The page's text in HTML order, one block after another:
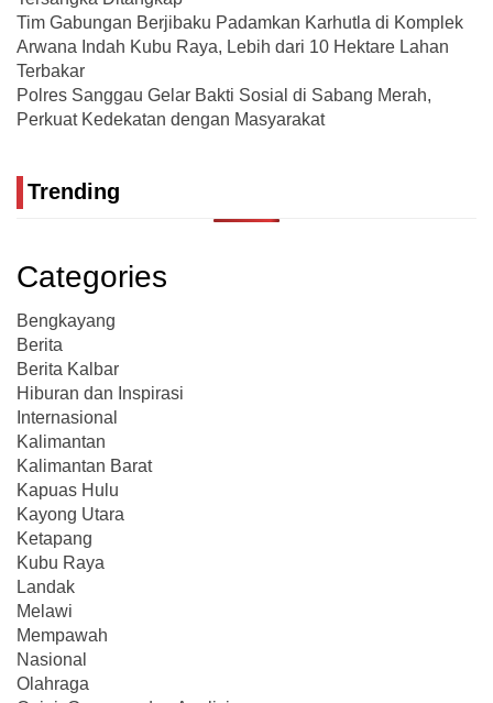
Tim Gabungan Berjibaku Padamkan Karhutla di Komplek
Arwana Indah Kubu Raya, Lebih dari 10 Hektare Lahan
Terbakar
Polres Sanggau Gelar Bakti Sosial di Sabang Merah,
Perkuat Kedekatan dengan Masyarakat
Trending
Categories
Bengkayang
Berita
Berita Kalbar
Hiburan dan Inspirasi
Internasional
Kalimantan
Kalimantan Barat
Kapuas Hulu
Kayong Utara
Ketapang
Kubu Raya
Landak
Melawi
Mempawah
Nasional
Olahraga